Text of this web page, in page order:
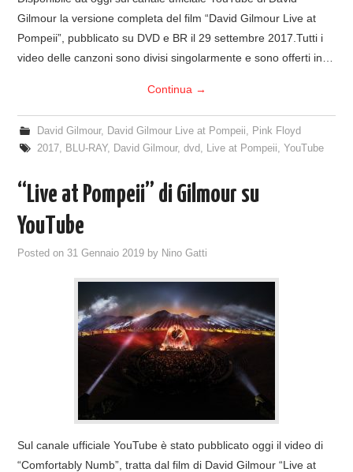
Gilmour la versione completa del film “David Gilmour Live at
Pompeii”, pubblicato su DVD e BR il 29 settembre 2017.Tutti i
video delle canzoni sono divisi singolarmente e sono offerti in…
Continua →
David Gilmour, David Gilmour Live at Pompeii, Pink Floyd
2017, BLU-RAY, David Gilmour, dvd, Live at Pompeii, YouTube
“Live at Pompeii” di Gilmour su
YouTube
Posted on 31 Gennaio 2019 by Nino Gatti
Sul canale ufficiale YouTube è stato pubblicato oggi il video di
“Comfortably Numb”, tratta dal film di David Gilmour “Live at